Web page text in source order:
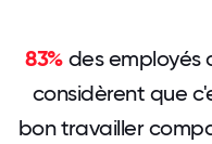
83%des employés
considèrent que
bon travailler